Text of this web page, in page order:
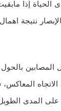
إذا
نتيجة
المصابين
المدى